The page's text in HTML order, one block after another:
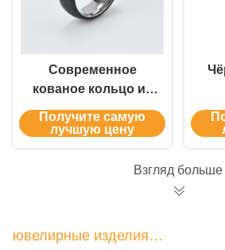
Современное
кованое кольцо из
нержавеющей стали
и углеродного
заказа
Получите самую
лучшую цену
Взгляд больше
ювелирные изделия